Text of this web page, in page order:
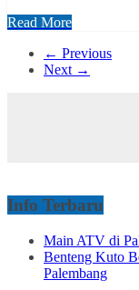
Read More
← Previous
Next →
Info Terbaru
Main ATV di
Benteng Kuto
Palembang